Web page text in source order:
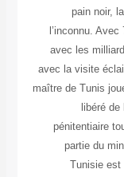
pain noir,
l’inconnu.
avec les
avec la visite
maître de Tunis
libéré
pénitentiaire
partie du
Tunisie